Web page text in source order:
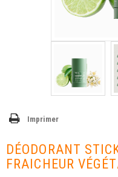
Imprimer
DÉODORANT
FRAICHEUR